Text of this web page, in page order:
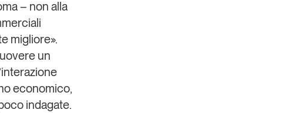
– non alla
migliore».
un
economico,
indagate.